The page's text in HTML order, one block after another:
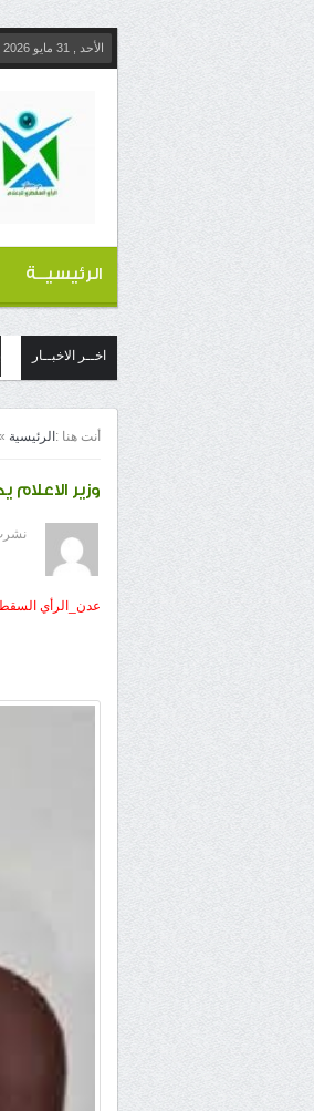
الأحد , 31 مايو 2026
الرئيسيــة
اخــر الاخبــار
أنت هنا : الرئيسية
وزير الاعلام
عدن_الرأي